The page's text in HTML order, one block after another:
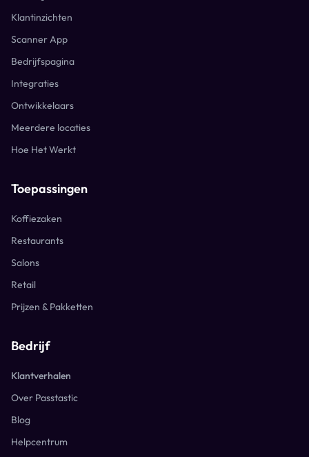
Klantinzichten
Scanner App
Bedrijfspagina
Integraties
Ontwikkelaars
Meerdere locaties
Hoe Het Werkt
Toepassingen
Koffiezaken
Restaurants
Salons
Retail
Prijzen & Pakketten
Bedrijf
Klantverhalen
Over Passtastic
Blog
Helpcentrum